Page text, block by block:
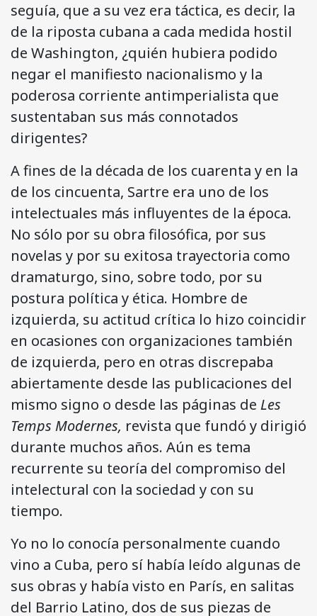
seguía, que a su vez era táctica, es decir, la
de la riposta cubana a cada medida hostil
de Washington, ¿quién hubiera podido
negar el manifiesto nacionalismo y la
poderosa corriente antimperialista que
sustentaban sus más connotados
dirigentes?
A fines de la década de los cuarenta y en la
de los cincuenta, Sartre era uno de los
intelectuales más influyentes de la época.
No sólo por su obra filosófica, por sus
novelas y por su exitosa trayectoria como
dramaturgo, sino, sobre todo, por su
postura política y ética. Hombre de
izquierda, su actitud crítica lo hizo coincidir
en ocasiones con organizaciones también
de izquierda, pero en otras discrepaba
abiertamente desde las publicaciones del
mismo signo o desde las páginas de Les
Temps Modernes, revista que fundó y dirigió
durante muchos años. Aún es tema
recurrente su teoría del compromiso del
intelectural con la socie­dad y con su
tiempo.
Yo no lo conocía personalmente cuando
vino a Cuba, pero sí había leído algunas de
sus obras y había visto en París, en salitas
del Barrio Latino, dos de sus piezas de